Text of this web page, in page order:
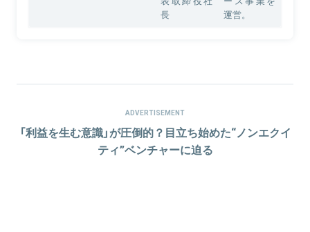
長
運営。
ADVERTISEMENT
「利益を生む意識」が圧倒的？目立ち始めた“ノンエクイ
ティ”ベンチャーに迫る